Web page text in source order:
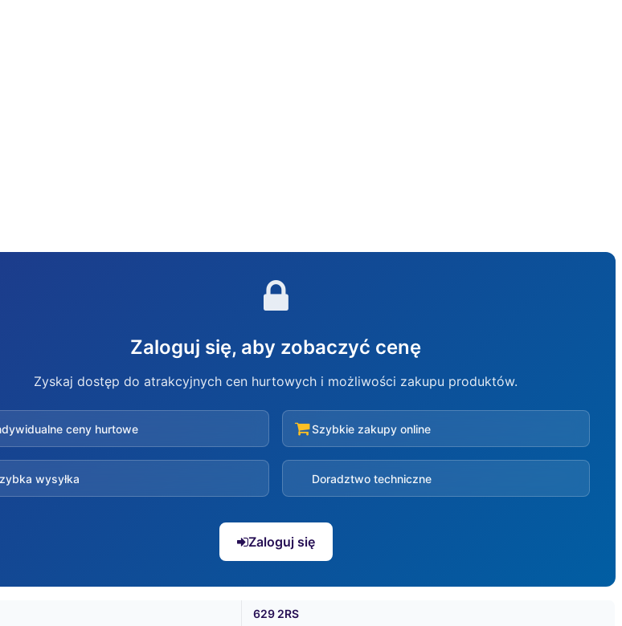
Zaloguj się, aby zobaczyć cenę
Zyskaj dostęp do atrakcyjnych cen hurtowych i możliwości zakupu produktów.
ceny hurtowe Szybkie zakupy online
wysyłka Doradztwo techniczne
Zaloguj się
629 2RS